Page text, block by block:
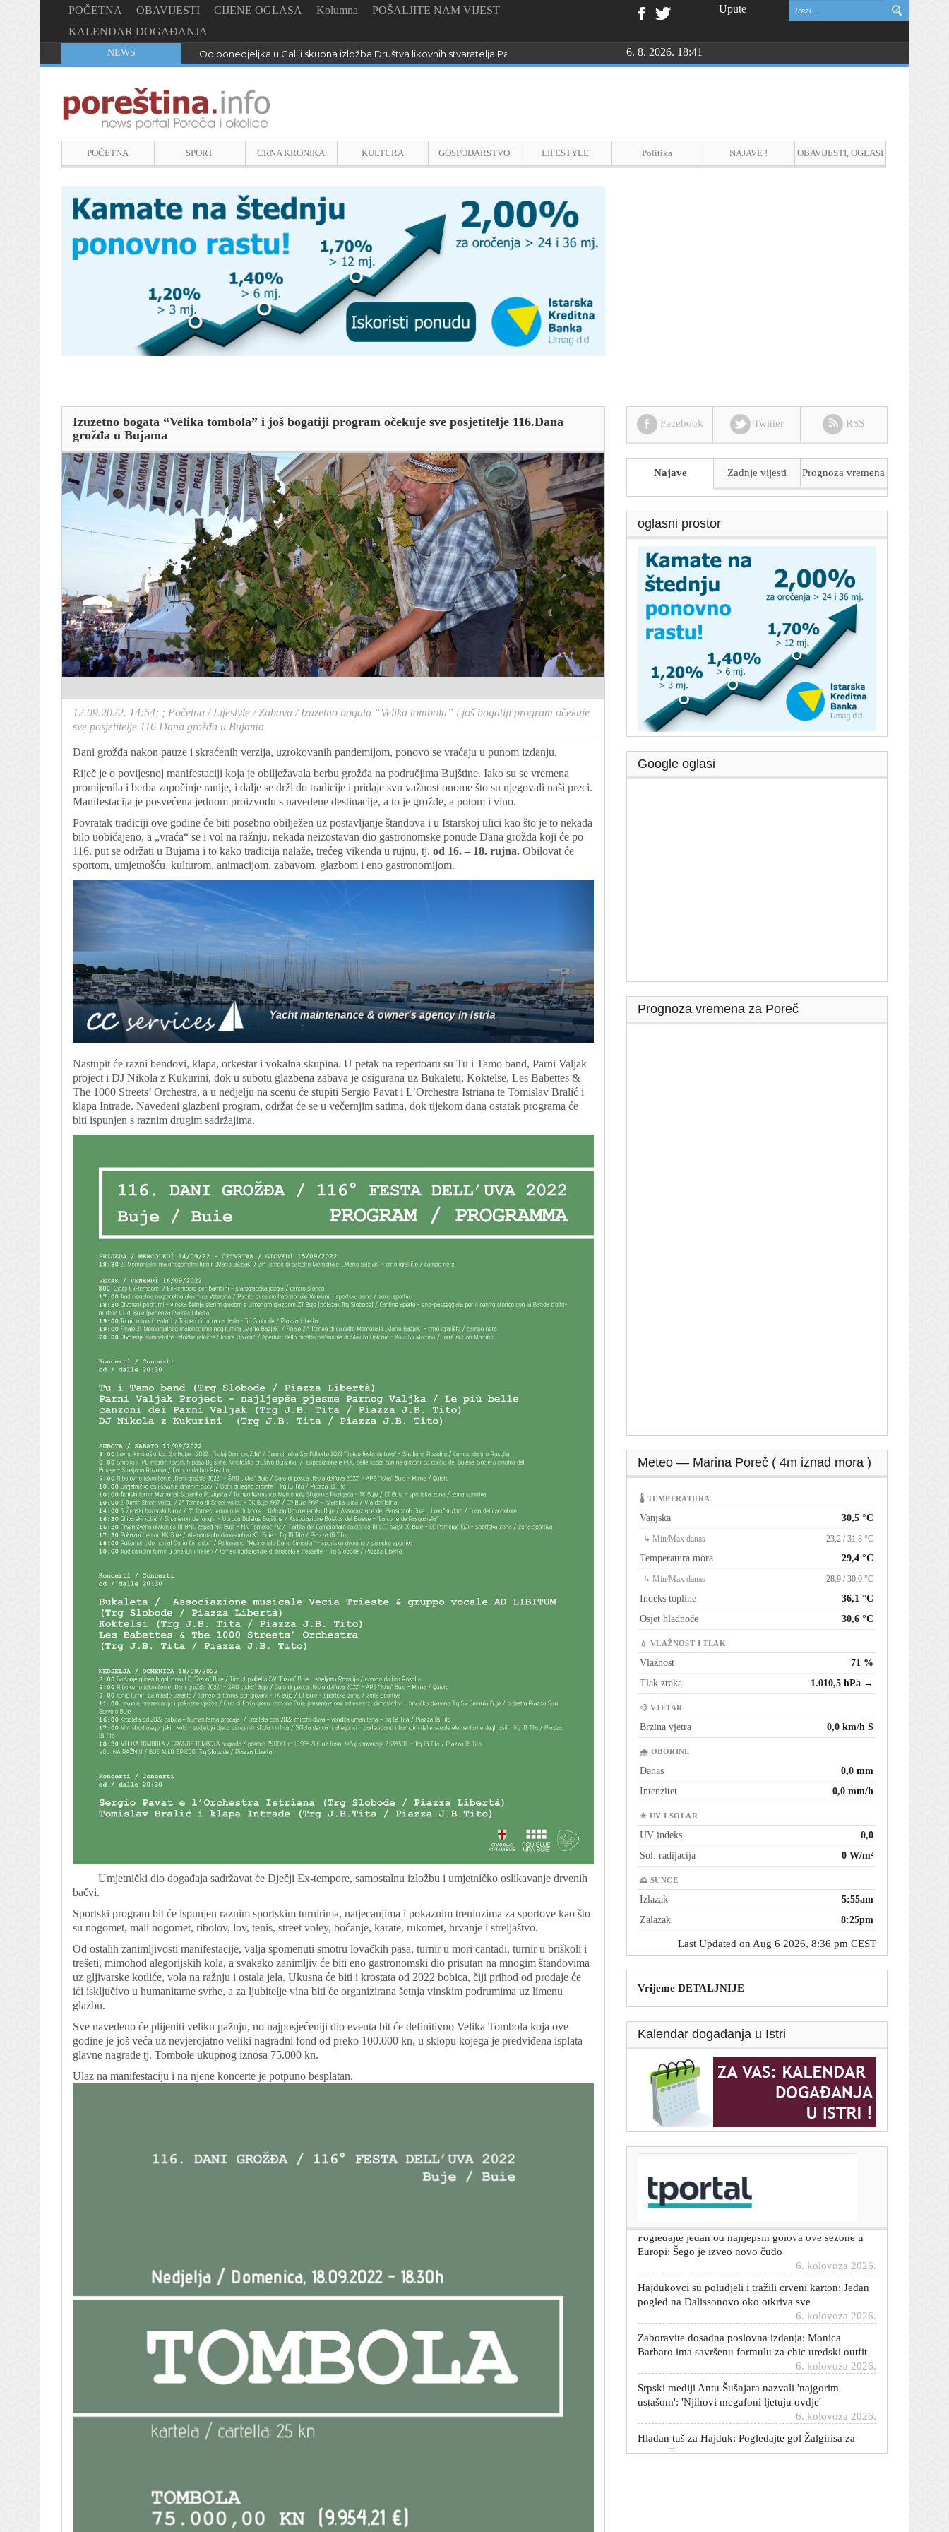
POČETNA OBAVIJESTI CIJENE OGLASA Kolumna
POŠALJITE NAM VIJEST
KALENDAR DOGAĐANJA
Upute
NEWS Od ponedjeljka u Galiji skupna izložba Društva likovnih stvaratelja Pazin “Dijalozi sa slikarimar” 6. 8. 2026. 18:41
POČETNA SPORT CRNA KRONIKA KULTURA GOSPODARSTVO LIFESTYLE Politika NAJAVE ! OBAVIJESTI, OGLASI
Izuzetno bogata “Velika tombola” i još bogatiji program očekuje sve posjetitelje 116.Dana
grožđa u Bujama
12.09.2022. 14:54; ; Početna /Lifestyle /Zabava /Izuzetno bogata “Velika tombola” i još bogatiji program očekuje
sve posjetitelje 116.Dana grožđa u Bujama
Dani grožđa nakon pauze i skraćenih verzija, uzrokovanih pandemijom, ponovo se vraćaju u punom izdanju.
Riječ je o povijesnoj manifestaciji koja je obilježavala berbu grožđa na područjima Bujštine. Iako su se vremena
promijenila i berba započinje ranije, i dalje se drži do tradicije i pridaje svu važnost onome što su njegovali naši preci.
Manifestacija je posvećena jednom proizvodu s navedene destinacije, a to je grožđe, a potom i vino.
Povratak tradiciji ove godine će biti posebno obilježen uz postavljanje štandova i u Istarskoj ulici kao što je to nekada
bilo uobičajeno, a „vraća“ se i vol na ražnju, nekada neizostavan dio gastronomske ponude Dana grožđa koji će po
116. put se održati u Bujama i to kako tradicija nalaže, trećeg vikenda u rujnu, tj. od 16. – 18. rujna. Obilovat će
sportom, umjetnošću, kulturom, animacijom, zabavom, glazbom i eno gastronomijom.
Nastupit će razni bendovi, klapa, orkestar i vokalna skupina. U petak na repertoaru su Tu i Tamo band, Parni Valjak
project i DJ Nikola z Kukurini, dok u subotu glazbena zabava je osigurana uz Bukaletu, Koktelse, Les Babettes &
The 1000 Streets’ Orchestra, a u nedjelju na scenu će stupiti Sergio Pavat i L’Orchestra Istriana te Tomislav Bralić i
klapa Intrade. Navedeni glazbeni program, održat će se u večernjim satima, dok tijekom dana ostatak programa će
biti ispunjen s raznim drugim sadržajima.
Umjetnički dio događaja sadržavat će Dječji Ex-tempore, samostalnu izložbu i umjetničko oslikavanje drvenih
bačvi.
Sportski program bit će ispunjen raznim sportskim turnirima, natjecanjima i pokaznim treninzima za sportove kao što
su nogomet, mali nogomet, ribolov, lov, tenis, street voley, boćanje, karate, rukomet, hrvanje i streljaštvo.
Od ostalih zanimljivosti manifestacije, valja spomenuti smotru lovačkih pasa, turnir u mori cantadi, turnir u briškoli i
trešeti, mimohod alegorijskih kola, a svakako zanimljiv će biti eno gastronomski dio prisutan na mnogim štandovima
uz gljivarske kotliće, vola na ražnju i ostala jela. Ukusna će biti i krostata od 2022 bobica, čiji prihod od prodaje će
ići isključivo u humanitarne svrhe, a za ljubitelje vina biti će organizirana šetnja vinskim podrumima uz limenu
glazbu.
Sve navedeno će plijeniti veliku pažnju, no najposjećeniji dio eventa bit će definitivno Velika Tombola koja ove
godine je još veća uz nevjerojatno veliki nagradni fond od preko 100.000 kn, u sklopu kojega je predviđena isplata
glavne nagrade tj. Tombole ukupnog iznosa 75.000 kn.
Ulaz na manifestaciju i na njene koncerte je potpuno besplatan.
Facebook Twitter RSS
Najave Zadnje vijesti Prognoza vremena
oglasni prostor
Google oglasi
Prognoza vremena za Poreč
Meteo — Marina Poreč ( 4m iznad mora )
🌡 TEMPERATURA
Vanjska 30,5 °C
↳ Min/Max danas 23,2 / 31,8 °C
Temperatura mora 29,4 °C
↳ Min/Max danas 28,9 / 30,0 °C
Indeks topline
36,1 °C
Osjet hladnoće
30,6 °C
💧 VLAŽNOST I TLAK
Vlažnost
71 %
Tlak zraka
1.010,5 hPa →
💨 VJETAR
Brzina vjetra 0,0 km/h S
🌧 OBORINE
Danas
0,0 mm
Intenzitet
0,0 mm/h
☀ UV I SOLAR
UV indeks
0,0
Sol. radijacija
0 W/m²
🌅 SUNCE
Izlazak
5:55am
Zalazak
8:25pm
Last Updated on Aug 6 2026, 8:36 pm CEST
Vrijeme DETALJNIJE
Kalendar događanja u Istri
T-portal.hr
Mario Carević nije mogao biti iskreniji: 'Ostali smo
Pogledajte jedan od najljepših golova ove sezone u
Hajdukovci su poludjeli i tražili crveni karton: Jedan
pogled na Dalissonovo oko otkriva sve
6. kolovoza 2026.
Zaboravite dosadna poslovna izdanja: Monica
Barbaro ima savršenu formulu za chic uredski outfit
6. kolovoza 2026.
Srpski mediji Antu Šušnjara nazvali 'najgorim
ustašom': 'Njihovi megafoni ljetuju ovdje'
6. kolovoza 2026.
Hladan tuš za Hajduk: Pogledajte gol Žalgirisa za
6. kolovoza 2026.
Hajduk opet vodi! Pogledajte majstoriju kojom su